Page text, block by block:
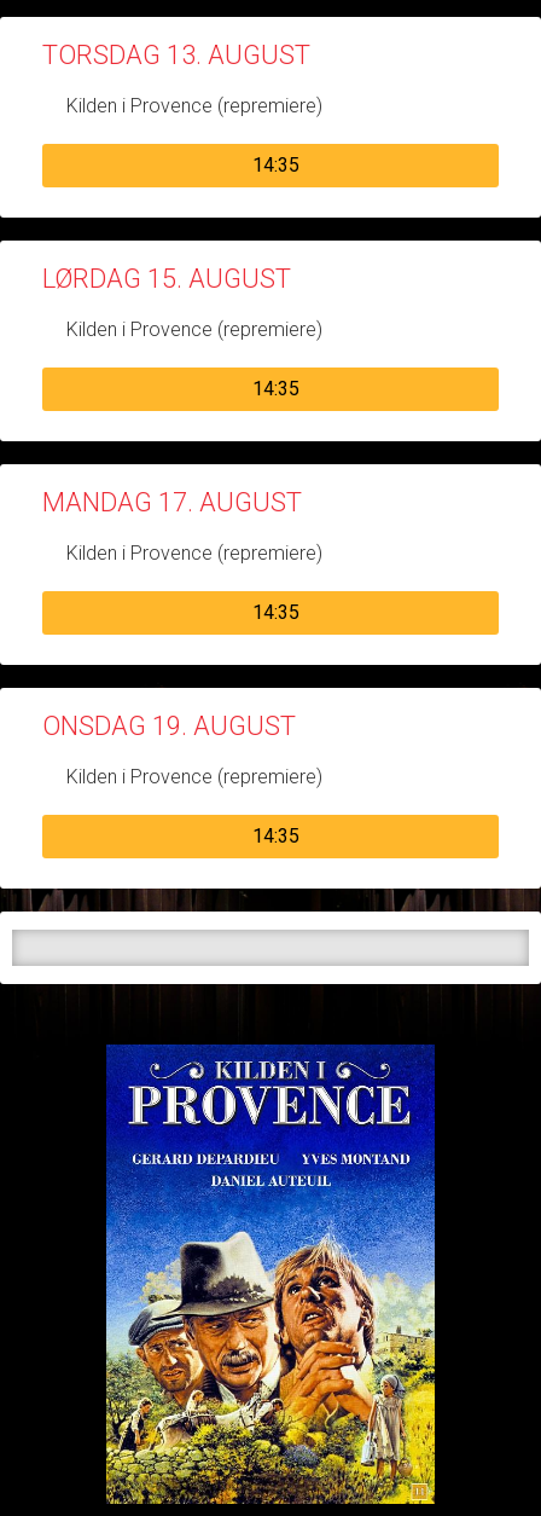
TORSDAG 13. AUGUST
Kilden i Provence (repremiere)
14:35
LØRDAG 15. AUGUST
Kilden i Provence (repremiere)
14:35
MANDAG 17. AUGUST
Kilden i Provence (repremiere)
14:35
ONSDAG 19. AUGUST
Kilden i Provence (repremiere)
14:35